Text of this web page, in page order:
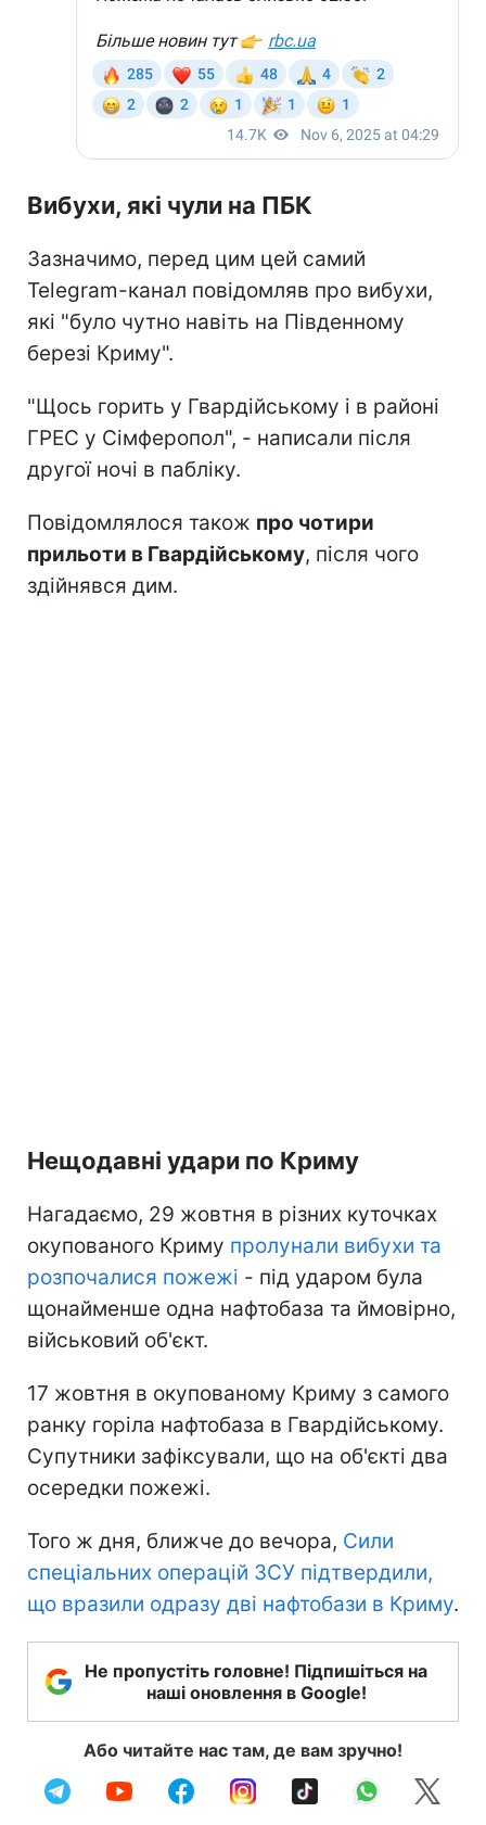
Вибухи, які чули на ПБК
Зазначимо, перед цим цей самий
Telegram-канал повідомляв про вибухи,
які "було чутно навіть на Південному
березі Криму".
"Щось горить у Гвардійському і в районі
ГРЕС у Сімферопол", - написали після
другої ночі в пабліку.
Повідомлялося також про чотири
прильоти в Гвардійському, після чого
здійнявся дим.
Нещодавні удари по Криму
Нагадаємо, 29 жовтня в різних куточках
окупованого Криму пролунали вибухи та
розпочалися пожежі - під ударом була
щонайменше одна нафтобаза та ймовірно,
військовий об'єкт.
17 жовтня в окупованому Криму з самого
ранку горіла нафтобаза в Гвардійському.
Супутники зафіксували, що на об'єкті два
осередки пожежі.
Того ж дня, ближче до вечора, Сили
спеціальних операцій ЗСУ підтвердили,
що вразили одразу дві нафтобази в Криму.
Не пропустіть головне! Підпишіться на
наші оновлення в Google!
Або читайте нас там, де вам зручно!